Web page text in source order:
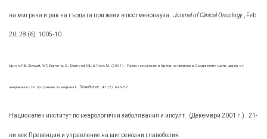
на мигрена и рак на гърдата при жени в постменопауза. Journal of Clinical Oncology , Feb
20; 28 (6): 1005-10.
Lipton, RB, Stewart, WF, Diamond, S., Diamond, ML, & Reed, М. (2001). Разпространение и бреме на мигрена в Съединените щати: данни от
американското проучване за мигрена II. Главоболие , 41 (7): 646-57.
Национален институт по неврологични заболявания и инсулт. (Декември 2001 г.). 21-
ви век Превенция и управление на мигренозни главоболия.